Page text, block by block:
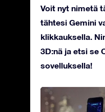
Voit nyt nimetä
tähtesi Gemini
klikkauksella.
3D:nä ja etsi se
sovelluksella!